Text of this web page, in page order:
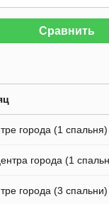
Сравнить
города (1 спальня)
города (1
города (3 спальни)